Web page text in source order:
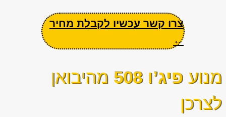
צרו קשר עכשיו לקבלת מחיר
←
מנוע פיג’ו 508
מהיבואן
לצרכן